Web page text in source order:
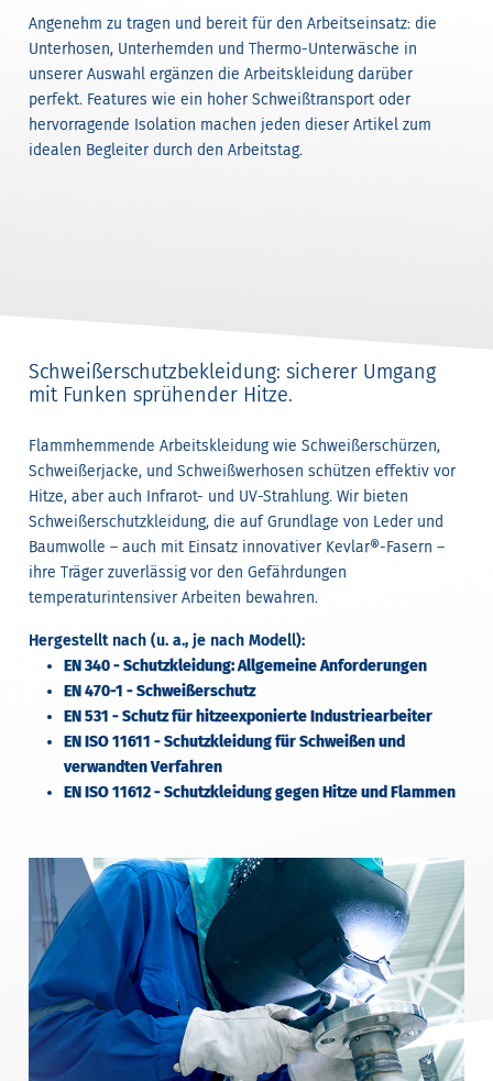
Angenehm zu tragen und bereit für den Arbeitseinsatz: die
Unterhosen, Unterhemden und Thermo-Unterwäsche in
unserer Auswahl ergänzen die Arbeitskleidung darüber
perfekt. Features wie ein hoher Schweißtransport oder
hervorragende Isolation machen jeden dieser Artikel zum
idealen Begleiter durch den Arbeitstag.
Schweißerschutzbekleidung: sicherer Umgang
mit Funken sprühender Hitze.
Flammhemmende Arbeitskleidung wie Schweißerschürzen,
Schweißerjacke, und Schweißwerhosen schützen effektiv vor
Hitze, aber auch Infrarot- und UV-Strahlung. Wir bieten
Schweißerschutzkleidung, die auf Grundlage von Leder und
Baumwolle – auch mit Einsatz innovativer Kevlar®-Fasern –
ihre Träger zuverlässig vor den Gefährdungen
temperaturintensiver Arbeiten bewahren.
Hergestellt nach (u. a., je nach Modell):
EN 340 - Schutzkleidung: Allgemeine Anforderungen
EN 470-1 - Schweißerschutz
EN 531 - Schutz für hitzeexponierte Industriearbeiter
EN ISO 11611 - Schutzkleidung für Schweißen und
verwandten Verfahren
EN ISO 11612 - Schutzkleidung gegen Hitze und Flammen